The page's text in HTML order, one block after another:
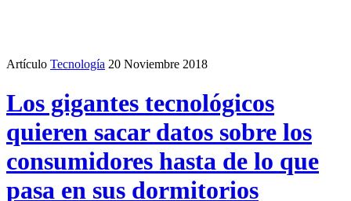
Artículo Tecnología 20 Noviembre 2018
Los gigantes tecnológicos
quieren sacar datos sobre los
consumidores hasta de lo que
pasa en sus dormitorios